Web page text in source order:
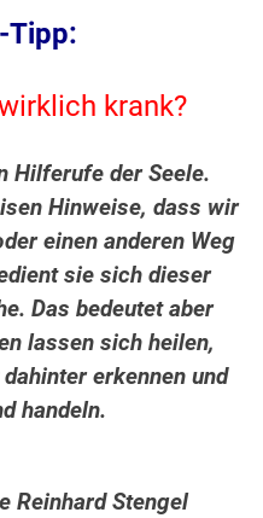
Tipp:
krank?
Hilferufe der Seele.
Hinweise, dass wir
einen anderen Weg
sie sich dieser
Das bedeutet aber
lassen sich heilen,
erkennen und
handeln.
Reinhard Stengel